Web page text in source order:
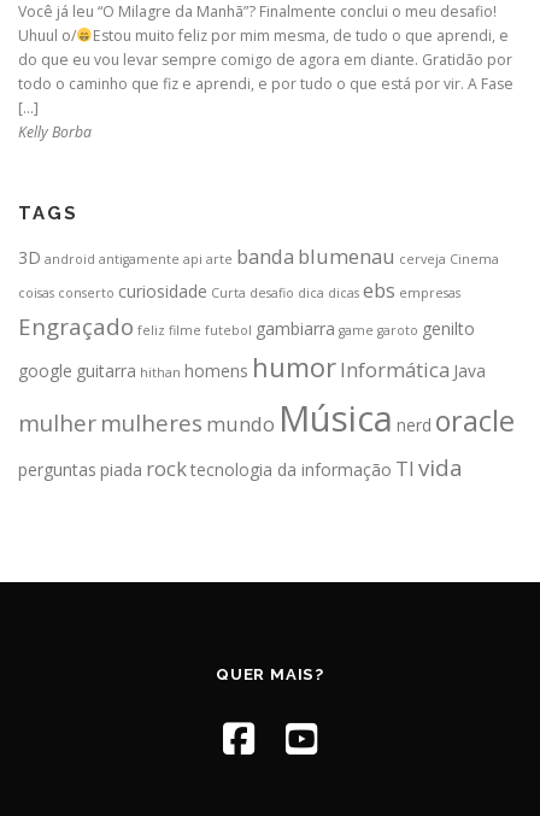
Você já leu “O Milagre da Manhã”? Finalmente conclui o meu desafio!
Uhuul o/
Estou muito feliz por mim mesma, de tudo o que aprendi, e
do que eu vou levar sempre comigo de agora em diante. Gratidão por
todo o caminho que fiz e aprendi, e por tudo o que está por vir. A Fase
[…]
Kelly Borba
TAGS
3D android antigamente api arte banda blumenau cerveja Cinema
coisas conserto curiosidade Curta desafio dica dicas ebs empresas
Engraçado feliz filme futebol gambiarra game garoto genilto
google guitarra hithan homens humorInformática Java
mulher mulheres mundo Música nerd oracle
perguntas piada rocktecnologia da informação TI vida
QUER MAIS?